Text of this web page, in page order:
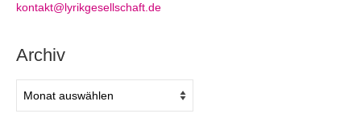
kontakt@lyrikgesellschaft.de
Archiv